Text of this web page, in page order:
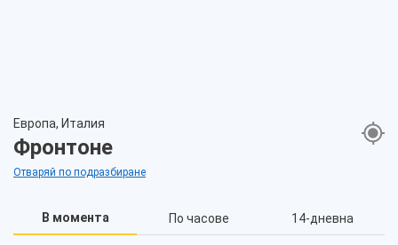
Европа, Италия
Фронтоне
Отваряй по подразбиране
В момента По часове 14-дневна